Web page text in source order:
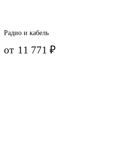
Радио и кабель
от 11 771₽